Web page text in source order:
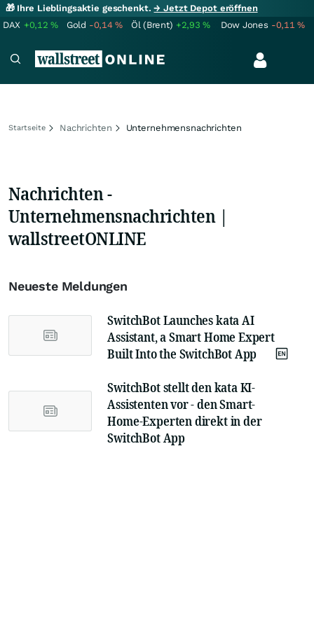
🎁 Ihre Lieblingsaktie geschenkt.→ Jetzt Depot eröffnen
DAX +0,12% Gold -0,14% Öl (Brent) +2,93% Dow Jones -0,11%
Startseite Nachrichten Unternehmensnachrichten
Nachrichten -
Unternehmensnachrichten |
wallstreetONLINE
Neueste Meldungen
SwitchBot Launches kata AI
Assistant, a Smart Home Expert
Built Into the SwitchBot App
SwitchBot stellt den kata KI-
Assistenten vor - den Smart-
Home-Experten direkt in der
SwitchBot App